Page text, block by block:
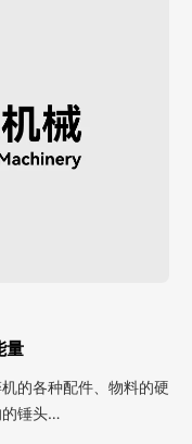
量
的各种配件、物料的硬
的锤头…